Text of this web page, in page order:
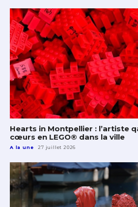
Hearts in Montpellier : l’artiste
cœurs en LEGO® dans la ville
A la une 27 juillet 2026